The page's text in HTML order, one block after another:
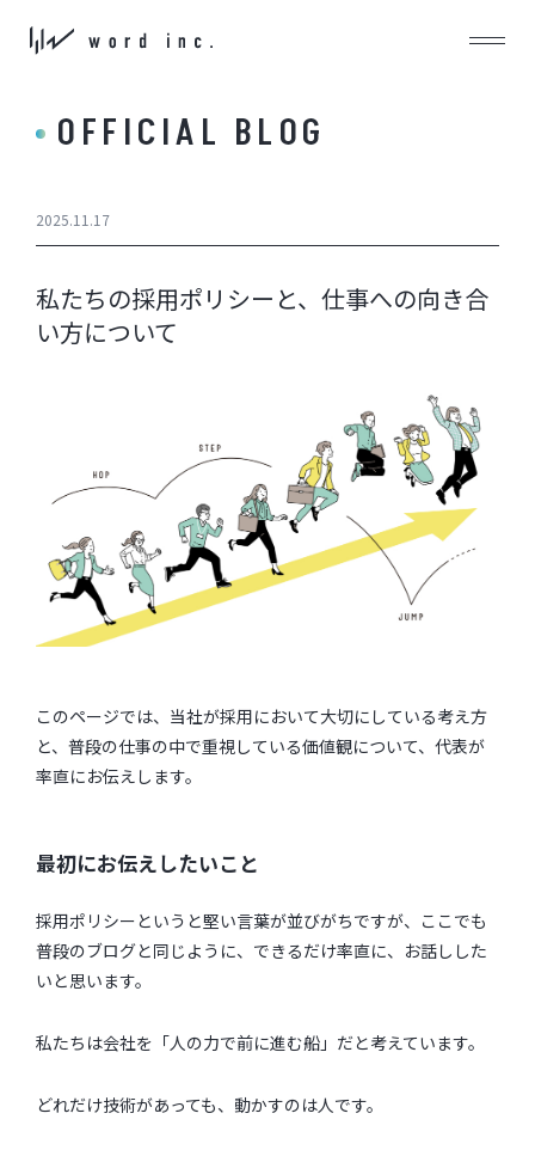
OFFICIAL BLOG
2025.11.17
私たちの採用ポリシーと、仕事への向き合
い方について
このページでは、当社が採用において大切にしている考え方
と、普段の仕事の中で重視している価値観について、代表が
率直にお伝えします。
最初にお伝えしたいこと
採用ポリシーというと堅い言葉が並びがちですが、ここでも
普段のブログと同じように、できるだけ率直に、お話しした
いと思います。
私たちは会社を「人の力で前に進む船」だと考えています。
どれだけ技術があっても、動かすのは人です。